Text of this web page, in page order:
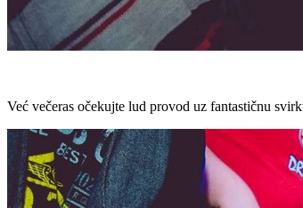
Već večeras očekujte lud provod uz fantastičnu